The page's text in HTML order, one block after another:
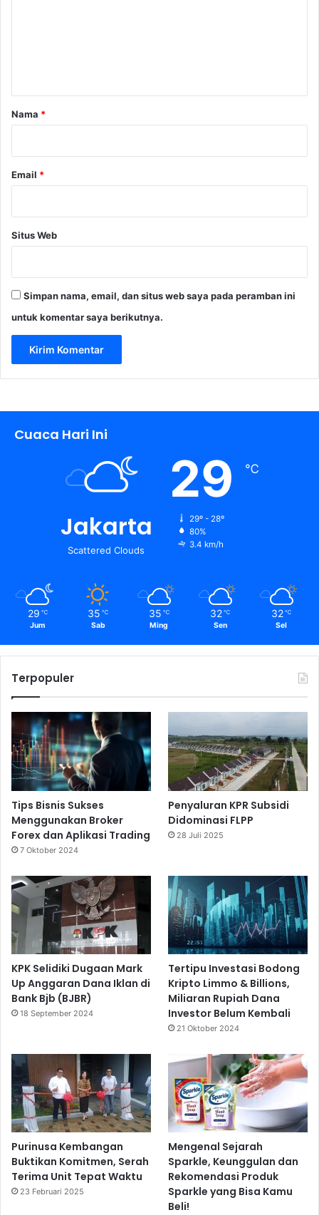
r
Nama *
Email *
Situs Web
Simpan nama, email, dan situs web saya pada peramban ini
untuk komentar saya berikutnya.
Cuaca Hari Ini
Jakarta
Scattered Clouds
29 ℃
29º - 28º
80%
3.4 km/h
29 ℃
Jum
35 ℃
Sab
35 ℃
Ming
32 ℃
Sen
32 ℃
Sel
Terpopuler
Tips Bisnis Sukses
Menggunakan Broker
Forex dan Aplikasi Trading
7 Oktober 2024
Penyaluran KPR Subsidi
Didominasi FLPP
28 Juli 2025
KPK Selidiki Dugaan Mark
Up Anggaran Dana Iklan di
Bank Bjb (BJBR)
18 September 2024
Tertipu Investasi Bodong
Kripto Limmo & Billions,
Miliaran Rupiah Dana
Investor Belum Kembali
21 Oktober 2024
Purinusa Kembangan
Buktikan Komitmen, Serah
Terima Unit Tepat Waktu
23 Februari 2025
Mengenal Sejarah
Sparkle, Keunggulan dan
Rekomendasi Produk
Sparkle yang Bisa Kamu
Beli!